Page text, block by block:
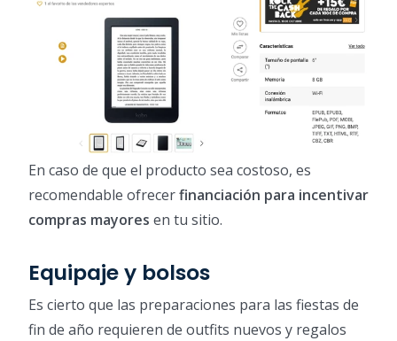
En caso de que el producto sea costoso, es
recomendable ofrecerfinanciación para incentivar
compras mayores en tu sitio.
Equipaje y bolsos
Es cierto que las preparaciones para las fiestas de
fin de año requieren de outfits nuevos y regalos